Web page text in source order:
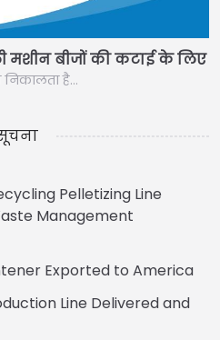
मशीन बीजों की कटाई के लिए
निकालता है…
Pelletizing Line
Management
Exported to America
Line Delivered and